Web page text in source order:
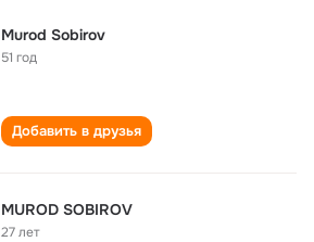
Murod Sobirov
51 год
Добавить в друзья
MUROD SOBIROV
27 лет